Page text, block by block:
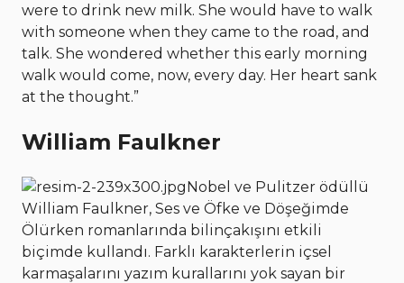
were to drink new milk. She would have to walk
with someone when they came to the road, and
talk. She wondered whether this early morning
walk would come, now, every day. Her heart sank
at the thought.”
William Faulkner
Nobel ve Pulitzer ödüllü
William Faulkner, Ses ve Öfke ve Döşeğimde
Ölürken romanlarında bilinçakışını etkili
biçimde kullandı. Farklı karakterlerin içsel
karmaşalarını yazım kurallarını yok sayan bir